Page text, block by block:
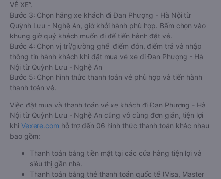
VÉ XE”.
Bước 3: Chọn hãng xe khách đi Đan Phượng - Hà Nội từ
Quỳnh Lưu - Nghệ An, giờ khởi hành phù hợp. Bấm chọn vào
khung giờ quý khách muốn đi để tiến hành đặt vé.
Bước 4: Chọn vị trí/giường ghế, điểm đón, điểm trả và nhập
thông tin hành khách khi đặt mua vé xe đi Đan Phượng - Hà
Nội từ Quỳnh Lưu - Nghệ An
Bước 5: Chọn hình thức thanh toán vé phù hợp và tiến hành
thanh toán vé.
Việc đặt mua và thanh toán vé xe khách đi Đan Phượng - Hà
Nội từ Quỳnh Lưu - Nghệ An cũng vô cùng đơn giản, tiện lợi
khi Vexere.com hỗ trợ đến 06 hình thức thanh toán khác nhau
bao gồm:
Thanh toán bằng tiền mặt tại các cửa hàng tiện lợi và
siêu thị gần nhà.
Thanh toán bằng thẻ thanh toán quốc tế (Visa, Master